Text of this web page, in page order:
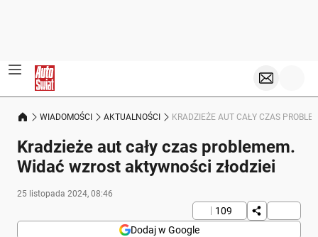
WIADOMOŚCI AKTUALNOŚCI KRADZIEŻE AUT CAŁY CZAS
Kradzieże aut cały czas problemem.
Widać wzrost aktywności złodziei
25 listopada 2024, 08:46
109
Dodaj w Google